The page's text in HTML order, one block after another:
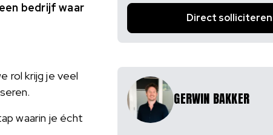
bedrijf waar
rol krijg je veel
waarin je écht
Direct solliciteren
GERWIN BAKKER